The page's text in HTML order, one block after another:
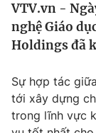
Thế giới
Tin tức
Câu chuyện
Kinh tế
Tài chính
Thị trường
Dữ liệu và
VTV.vn -
nghệ Giáo
Holdings đã
Sự hợp tác
tới xây dựng
trong lĩnh vực